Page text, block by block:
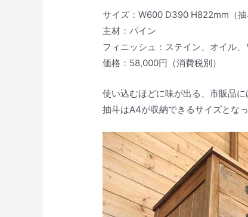
サイズ：W600 D390 H822mm（
主材：パイン
フィニッシュ：ステイン、オイル、
価格：58,000円（消費税別）
使い込むほどに味が出る、市販品
抽斗はA4が収納できるサイズとなっ